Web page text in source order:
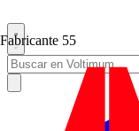
Fabricante 55